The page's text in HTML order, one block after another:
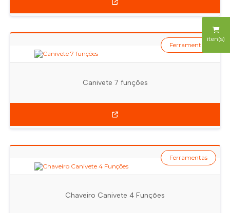
iten(s)
Canivete 7 funções
Ferramentas
Chaveiro Canivete 4 Funções
Ferramentas